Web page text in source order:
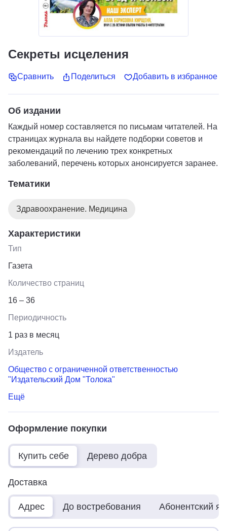
Секреты исцеления
Сравнить Поделиться Добавить в избранное
Об издании
Каждый номер составляется по письмам читателей. На
страницах журнала вы найдете подборки советов и
рекомендаций по лечению трех конкретных
заболеваний, перечень которых анонсируется заранее.
Тематики
Здравоохранение. Медицина
Характеристики
Тип
Газета
Количество страниц
16 – 36
Периодичность
1 раз в месяц
Издатель
Общество с ограниченной ответственностью
"Издательский Дом "Толока"
Ещё
Оформление покупки
Купить себе Дерево добра
Доставка
Адрес До востребования Абонентский